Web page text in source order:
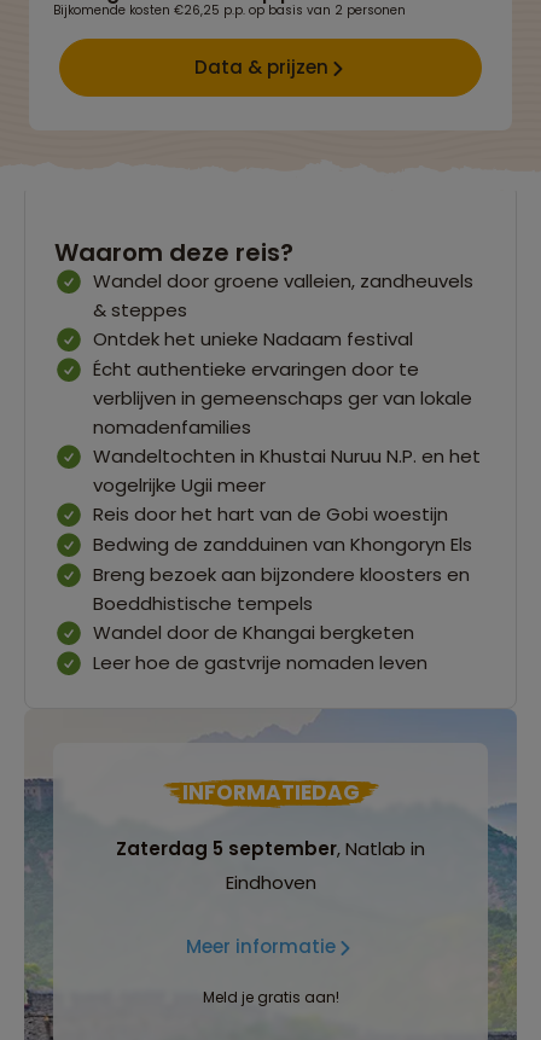
Bijkomende kosten €26,25 p.p. op basis van 2 personen
Data & prijzen
Waarom deze reis?
Wandel door groene valleien, zandheuvels
& steppes
Ontdek het unieke Nadaam festival
Écht authentieke ervaringen door te
verblijven in gemeenschaps ger van lokale
nomadenfamilies
Wandeltochten in Khustai Nuruu N.P. en het
vogelrijke Ugii meer
Reis door het hart van de Gobi woestijn
Bedwing de zandduinen van Khongoryn Els
Breng bezoek aan bijzondere kloosters en
Boeddhistische tempels
Wandel door de Khangai bergketen
Leer hoe de gastvrije nomaden leven
INFORMATIEDAG
Zaterdag 5 september, Natlab in
Eindhoven
Meer informatie
Meld je gratis aan!